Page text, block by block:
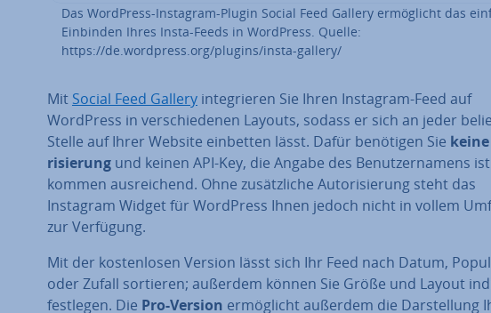
Das WordPress-Instagram-Plugin Social Feed Gallery er­mög­licht das
Einbinden Ihres Insta-Feeds in WordPress. Quelle:
https://de.wordpress.org/plugins/insta-gallery/
Mit Social Feed Gallery in­te­grie­ren Sie Ihren Instagram-Feed auf
WordPress in ver­schie­de­nen Layouts, sodass er sich an jeder
Stelle auf Ihrer Website einbetten lässt. Dafür benötigen Sie
ri­sie­rung und keinen API-Key, die Angabe des Be­nut­zer­na­mens
kom­men aus­rei­chend. Ohne zu­sätz­li­che Au­to­ri­sie­rung steht das
Instagram Widget für WordPress Ihnen jedoch nicht in vollem
zur Verfügung.
Mit der kos­ten­lo­sen Version lässt sich Ihr Feed nach Datum,
oder Zufall sortieren; außerdem können Sie Größe und Layout
festlegen. Die Pro-Version er­mög­licht außerdem die Dar­stel­lung